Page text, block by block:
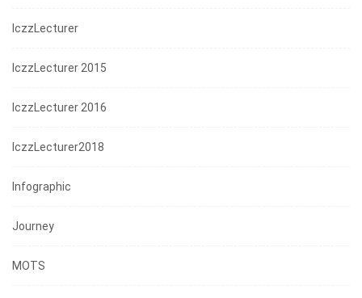
IczzLecturer
IczzLecturer 2015
IczzLecturer 2016
IczzLecturer2018
Infographic
Journey
MOTS